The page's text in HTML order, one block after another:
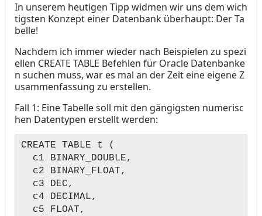
Text
In unserem heutigen Tipp widmen wir uns dem wich
tigsten Konzept einer Datenbank überhaupt: Der Ta
belle!
Nachdem ich immer wieder nach Beispielen zu spezi
ellen CREATE TABLE Befehlen für Oracle Datenbanke
n suchen muss, war es mal an der Zeit eine eigene Z
usammenfassung zu erstellen.
Fall 1: Eine Tabelle soll mit den gängigsten numerisc
hen Datentypen erstellt werden:
CREATE TABLE t (
c1 BINARY_DOUBLE,
c2 BINARY_FLOAT,
c3 DEC,
c4 DECIMAL,
c5 FLOAT,